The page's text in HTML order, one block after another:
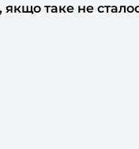
таке не